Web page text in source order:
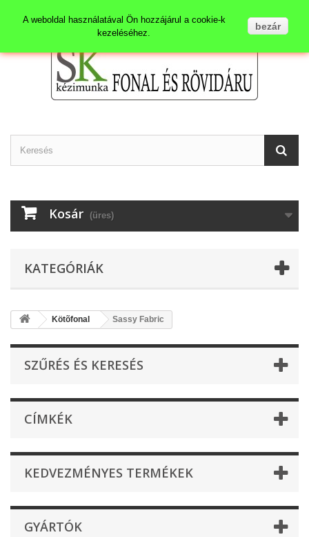
Kosár (üres)
KATEGÓRIÁK
Kötõfonal Sassy Fabric
SZŰRÉS ÉS KERESÉS
CÍMKÉK
KEDVEZMÉNYES TERMÉKEK
GYÁRTÓK
A weboldal használatával Ön hozzájárul a cookie-k
kezeléséhez.
bezár